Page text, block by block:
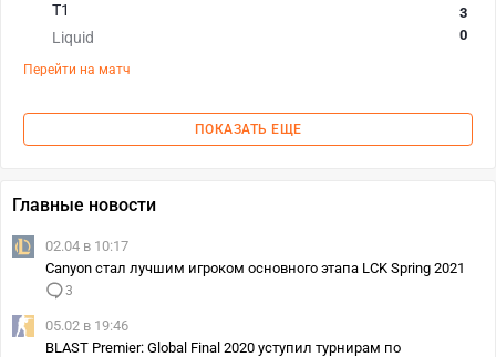
T1
Liquid
3
0
Перейти на матч
ПОКАЗАТЬ ЕЩЕ
Главные новости
02.04 в 10:17
Canyon стал лучшим игроком основного этапа LCK Spring 2021
3
05.02 в 19:46
BLAST Premier: Global Final 2020 уступил турнирам по